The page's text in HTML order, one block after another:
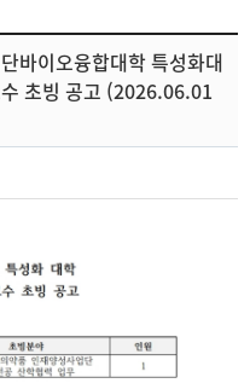
바이오융합대학 특성화대
초빙 공고 (2026.06.01